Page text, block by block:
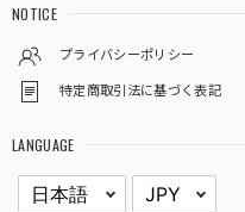
NOTICE
プライバシーポリシー
特定商取引法に基づく表記
LANGUAGE